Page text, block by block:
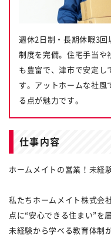
週休2日制・長期休暇3回
制度を完備。住宅手当や
も豊富で、津市で安定し
す。アットホームな社風
る点が魅力です。
仕事内容
ホームメイトの営業！未経
私たちホームメイト株式会
点に“安心できる住まい”を
未経験から学べる教育体制